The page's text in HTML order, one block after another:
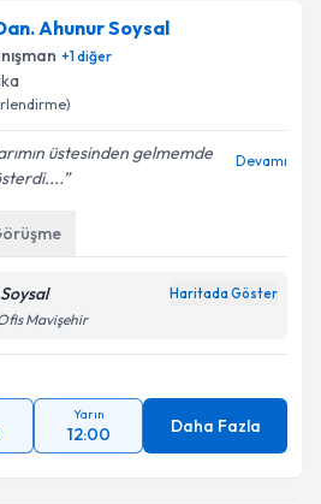
Ahunur Soysal
+1diğer
üstesinden gelmemde
Devamı
Haritada Göster
Mavişehir
Yarın
12:00 Daha Fazla